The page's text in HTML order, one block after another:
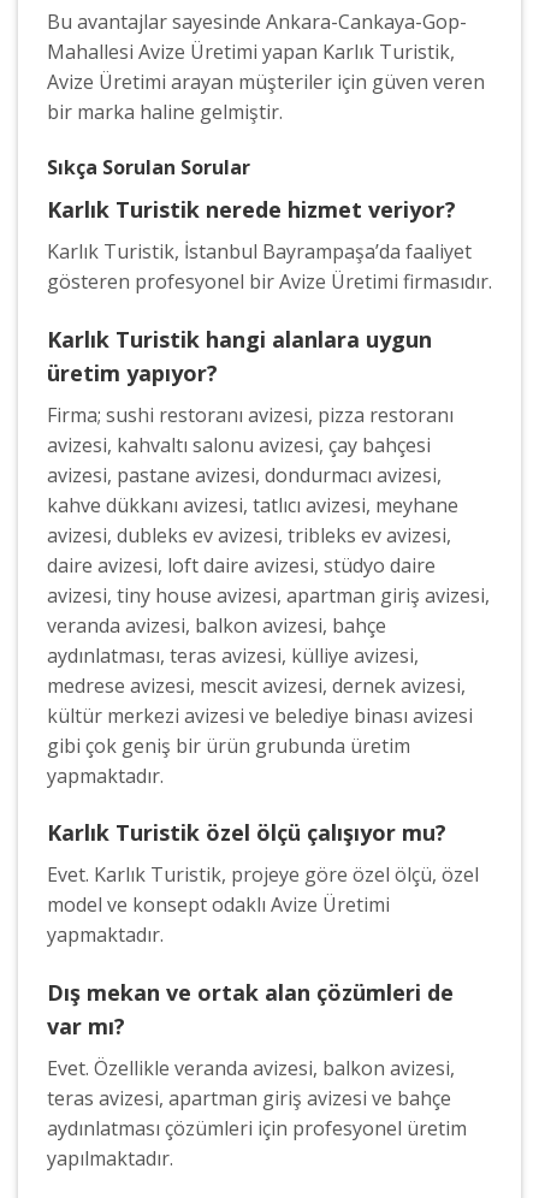
Bu avantajlar sayesinde Ankara-Cankaya-Gop-
Mahallesi Avize Üretimi yapan Karlık Turistik,
Avize Üretimi arayan müşteriler için güven veren
bir marka haline gelmiştir.
Sıkça Sorulan Sorular
Karlık Turistik nerede hizmet veriyor?
Karlık Turistik, İstanbul Bayrampaşa’da faaliyet
gösteren profesyonel bir Avize Üretimi firmasıdır.
Karlık Turistik hangi alanlara uygun
üretim yapıyor?
Firma; sushi restoranı avizesi, pizza restoranı
avizesi, kahvaltı salonu avizesi, çay bahçesi
avizesi, pastane avizesi, dondurmacı avizesi,
kahve dükkanı avizesi, tatlıcı avizesi, meyhane
avizesi, dubleks ev avizesi, tribleks ev avizesi,
daire avizesi, loft daire avizesi, stüdyo daire
avizesi, tiny house avizesi, apartman giriş avizesi,
veranda avizesi, balkon avizesi, bahçe
aydınlatması, teras avizesi, külliye avizesi,
medrese avizesi, mescit avizesi, dernek avizesi,
kültür merkezi avizesi ve belediye binası avizesi
gibi çok geniş bir ürün grubunda üretim
yapmaktadır.
Karlık Turistik özel ölçü çalışıyor mu?
Evet. Karlık Turistik, projeye göre özel ölçü, özel
model ve konsept odaklı Avize Üretimi
yapmaktadır.
Dış mekan ve ortak alan çözümleri de
var mı?
Evet. Özellikle veranda avizesi, balkon avizesi,
teras avizesi, apartman giriş avizesi ve bahçe
aydınlatması çözümleri için profesyonel üretim
yapılmaktadır.